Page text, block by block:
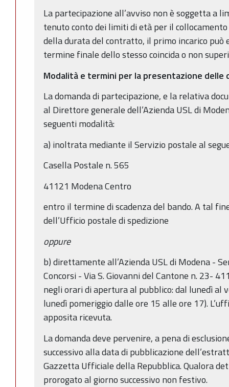
La partecipazione all’avviso non è soggetta a
tenuto conto dei limiti di età per il
della durata del contratto, il primo incarico può
termine finale dello stesso coincida o non
Modalità e termini per la presentazione delle
La domanda di partecipazione, e la relativa
al Direttore generale dell’Azienda USL di
seguenti modalità:
a) inoltrata mediante il Servizio postale al
Casella Postale n. 565
41121 Modena Centro
entro il termine di scadenza del bando. A tal
dell’Ufficio postale di spedizione
oppure
b) direttamente all’Azienda USL di Modena -
Concorsi - Via S. Giovanni del Cantone n. 23-
negli orari di apertura al pubblico: dal lunedì al
lunedì pomeriggio dalle ore 15 alle ore 17).
apposita ricevuta.
La domanda deve pervenire, a pena di
successivo alla data di pubblicazione
Gazzetta Ufficiale della Repubblica. Qualora
prorogato al giorno successivo non festivo.